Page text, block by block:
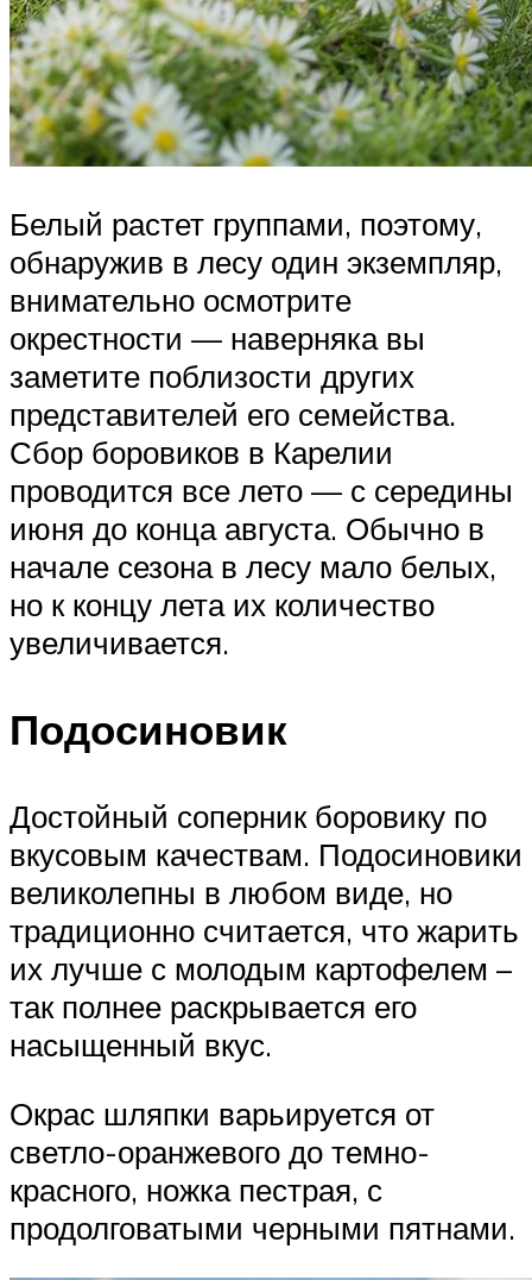
Белый растет группами, поэтому,
обнаружив в лесу один экземпляр,
внимательно осмотрите
окрестности — наверняка вы
заметите поблизости других
представителей его семейства.
Сбор боровиков в Карелии
проводится все лето — с середины
июня до конца августа. Обычно в
начале сезона в лесу мало белых,
но к концу лета их количество
увеличивается.
Подосиновик
Достойный соперник боровику по
вкусовым качествам. Подосиновики
великолепны в любом виде, но
традиционно считается, что жарить
их лучше с молодым картофелем –
так полнее раскрывается его
насыщенный вкус.
Окрас шляпки варьируется от
светло-оранжевого до темно-
красного, ножка пестрая, с
продолговатыми черными пятнами.